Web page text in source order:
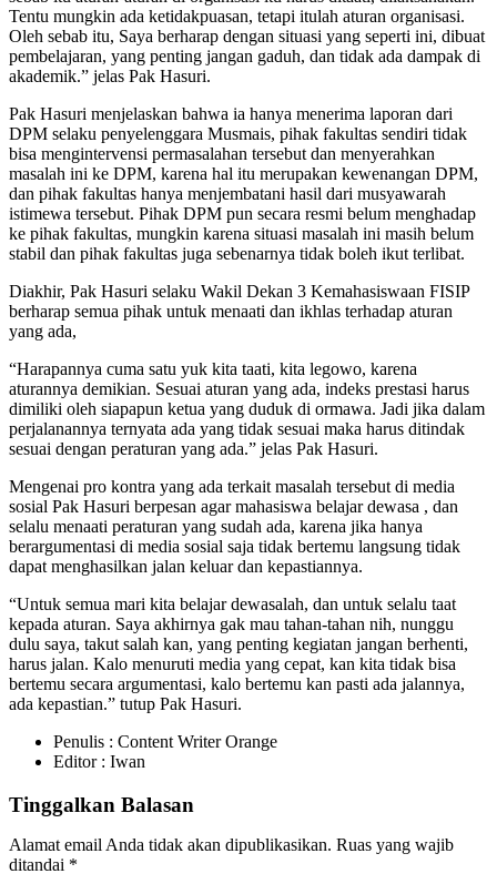
Tentu mungkin ada ketidakpuasan, tetapi itulah aturan organisasi.
Oleh sebab itu, Saya berharap dengan situasi yang seperti ini, dibuat
pembelajaran, yang penting jangan gaduh, dan tidak ada dampak di
akademik.” jelas Pak Hasuri.
Pak Hasuri menjelaskan bahwa ia hanya menerima laporan dari
DPM selaku penyelenggara Musmais, pihak fakultas sendiri tidak
bisa mengintervensi permasalahan tersebut dan menyerahkan
masalah ini ke DPM, karena hal itu merupakan kewenangan DPM,
dan pihak fakultas hanya menjembatani hasil dari musyawarah
istimewa tersebut. Pihak DPM pun secara resmi belum menghadap
ke pihak fakultas, mungkin karena situasi masalah ini masih belum
stabil dan pihak fakultas juga sebenarnya tidak boleh ikut terlibat.
Diakhir, Pak Hasuri selaku Wakil Dekan 3 Kemahasiswaan FISIP
berharap semua pihak untuk menaati dan ikhlas terhadap aturan
yang ada,
“Harapannya cuma satu yuk kita taati, kita legowo, karena
aturannya demikian. Sesuai aturan yang ada, indeks prestasi harus
dimiliki oleh siapapun ketua yang duduk di ormawa. Jadi jika dalam
perjalanannya ternyata ada yang tidak sesuai maka harus ditindak
sesuai dengan peraturan yang ada.” jelas Pak Hasuri.
Mengenai pro kontra yang ada terkait masalah tersebut di media
sosial Pak Hasuri berpesan agar mahasiswa belajar dewasa , dan
selalu menaati peraturan yang sudah ada, karena jika hanya
berargumentasi di media sosial saja tidak bertemu langsung tidak
dapat menghasilkan jalan keluar dan kepastiannya.
“Untuk semua mari kita belajar dewasalah, dan untuk selalu taat
kepada aturan. Saya akhirnya gak mau tahan-tahan nih, nunggu
dulu saya, takut salah kan, yang penting kegiatan jangan berhenti,
harus jalan. Kalo menuruti media yang cepat, kan kita tidak bisa
bertemu secara argumentasi, kalo bertemu kan pasti ada jalannya,
ada kepastian.” tutup Pak Hasuri.
Penulis : Content Writer Orange
Editor : Iwan
Tinggalkan Balasan
Alamat email Anda tidak akan dipublikasikan. Ruas yang wajib
ditandai *